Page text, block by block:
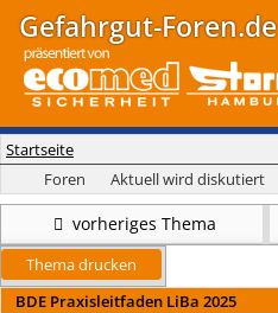
Gefahrgut-Foren.de
Startseite
Foren
Aktuell wird diskutiert
vorheriges Thema
Thema drucken
BDE Praxisleitfaden LiBa 2025